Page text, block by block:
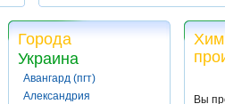
Города
Украина
Авангард (пгт)
Александрия
Вы